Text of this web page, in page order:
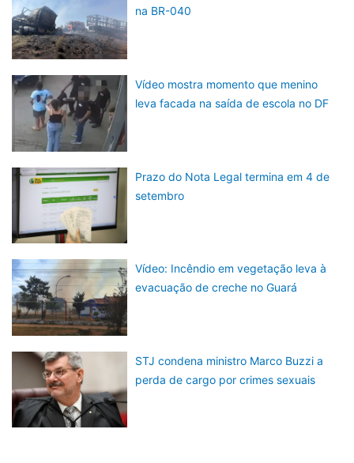
na BR-040
Vídeo mostra momento que menino
leva facada na saída de escola no DF
Prazo do Nota Legal termina em 4 de
setembro
Vídeo: Incêndio em vegetação leva à
evacuação de creche no Guará
STJ condena ministro Marco Buzzi a
perda de cargo por crimes sexuais